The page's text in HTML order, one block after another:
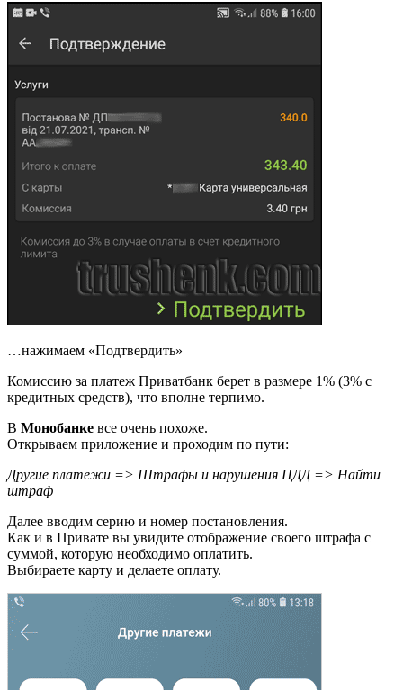
…нажимаем «Подтвердить»
Комиссию за платеж Приватбанк берет в размере 1% (3% с
кредитных средств), что вполне терпимо.
В Монобанке все очень похоже.
Открываем приложение и проходим по пути:
Другие платежи => Штрафы и нарушения ПДД => Найти
штраф
Далее вводим серию и номер постановления.
Как и в Привате вы увидите отображение своего штрафа с
суммой, которую необходимо оплатить.
Выбираете карту и делаете оплату.